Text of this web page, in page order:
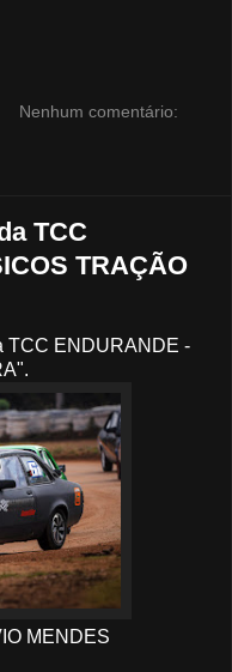
Nenhum comentário:
TCC
TRAÇÃO
TCC ENDURANDE -
MENDES